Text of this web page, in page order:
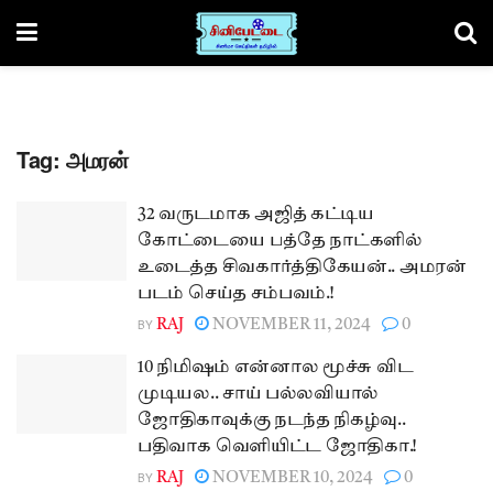
Tag: அமரன்
32 வருடமாக அஜித் கட்டிய
கோட்டையை பத்தே நாட்களில்
உடைத்த சிவகார்த்திகேயன்.. அமரன்
படம் செய்த சம்பவம்.!
BY RAJ NOVEMBER 11, 2024 0
10 நிமிஷம் என்னால மூச்சு விட
முடியல.. சாய் பல்லவியால்
ஜோதிகாவுக்கு நடந்த நிகழ்வு..
பதிவாக வெளியிட்ட ஜோதிகா.!
BY RAJ NOVEMBER 10, 2024 0